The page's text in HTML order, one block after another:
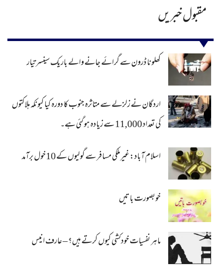
مقبول خبریں
کھلونا ڈرون سے گرائے جانے والے باریک سینسر تیار
اردگان نے زلزلے سے متاثرہ جنوب کا دورہ کیا کیونکہ ہلاکتوں
کی تعداد 11,000 سے زیادہ ہو گئی ہے۔
اسلام آباد: غیرملکی مسافر سے گولیوں کے 10خول برآمد
خوبصورت باتیں
ماہر نفسیات خودکشی کیوں کرتے ہیں؟ – عارف انیس